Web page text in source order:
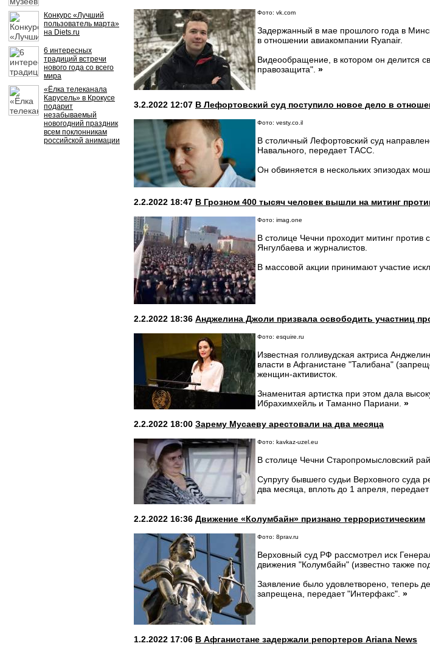
Конкурс «Лучший
пользователь марта»
на Diets.ru
6 интересных
традиций встречи
нового года со всего
мира
«Ёлка телеканала
Карусель» в Крокусе
подарит
незабываемый
новогодний праздник
всем поклонникам
российской анимации
Фото: vk.com
Задержанный в мае прошлого года в
в отношении авиакомпании Ryanair.
Видеообращение, в котором он делится
правозащита". »
3.2.2022 12:07 В Лефортовский суд поступило новое дело в
Фото: vesty.co.il
В столичный Лефортовский суд
Навального, передает ТАСС.
Он обвиняется в нескольких эпизодах
2.2.2022 18:47 В Грозном 400 тысяч человек вышли на митинг
Фото: imag.one
В столице Чечни проходит митинг
Янгулбаева и журналистов.
В массовой акции принимают участие
2.2.2022 18:36 Анджелина Джоли призвала освободить участниц
Фото: esquire.ru
Известная голливудская актриса
власти в Афганистане "Талибана"
женщин-активисток.
Знаменитая артистка при этом дала
Ибрахимхейль и Таманно Париани. »
2.2.2022 18:00 Зарему Мусаеву арестовали на два месяца
Фото: kavkaz-uzel.eu
В столице Чечни Старопромысловский
Супругу бывшего судьи Верховного суда
два месяца, вплоть до 1 апреля,
2.2.2022 16:36 Движение «Колумбайн» признано террористическим
Фото: 8prav.ru
Верховный суд РФ рассмотрел иск
движения "Колумбайн" (известно также
Заявление было удовлетворено, теперь
запрещена, передает "Интерфакс". »
1.2.2022 17:06 В Афганистане задержали репортеров Ariana News